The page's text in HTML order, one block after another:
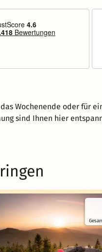
Wochenende oder für
sind Ihnen hier